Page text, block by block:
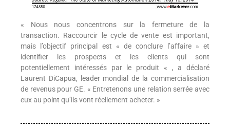
« Nous nous concentrons sur la fermeture de la
transaction. Raccourcir le cycle de vente est important,
mais l’objectif principal est « de conclure l’affaire » et
identifier les prospects et les clients qui sont
potentiellement intéressés par le produit « , a déclaré
Laurent DiCapua, leader mondial de la commercialisation
de revenus pour GE. « Entretenons une relation serrée avec
eux au point qu’ils vont réellement acheter. »